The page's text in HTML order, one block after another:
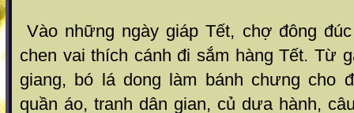
Vào những ngày giáp Tết, chợ đông
chen vai thích cánh đi sắm hàng Tết. Từ
giang, bó lá dong làm bánh chưng cho
quần áo, tranh dân gian, củ dưa hành,